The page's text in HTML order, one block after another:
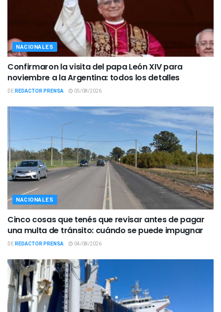
NACIONALES
Confirmaron la visita del papa León XIV para
noviembre a la Argentina: todos los detalles
DEREDACTOR PRENSA 05/08/2026
NACIONALES
Cinco cosas que tenés que revisar antes de pagar
una multa de tránsito: cuándo se puede impugnar
DEREDACTOR PRENSA 04/08/2026